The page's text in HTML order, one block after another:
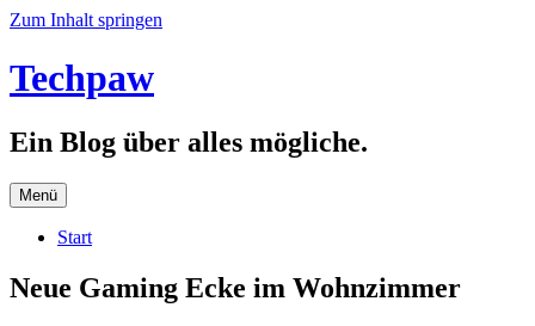
Zum Inhalt springen
Techpaw
Ein Blog über alles mögliche.
Menü
Start
Neue Gaming Ecke im Wohnzimmer